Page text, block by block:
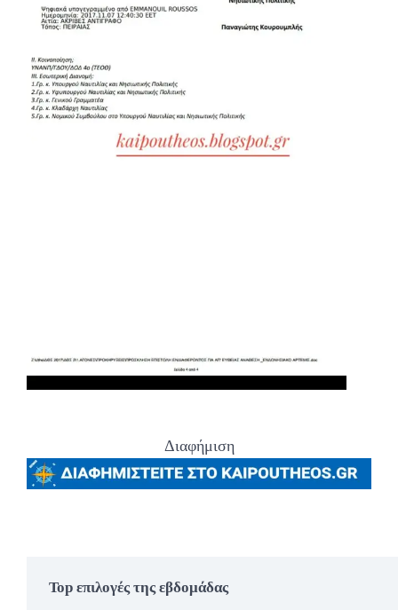
Διαφήμιση
Top επιλογές της εβδομάδας